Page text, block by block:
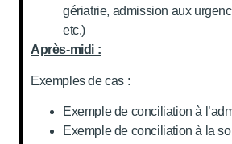
gériatrie, admission aux
etc.)
Après-midi :
Exemples de cas :
Exemple de conciliation à
Exemple de conciliation à la